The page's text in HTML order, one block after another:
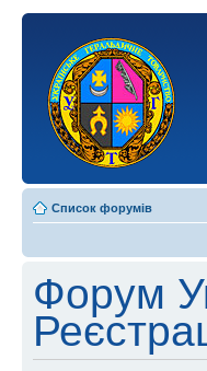
Список форумів
Форум